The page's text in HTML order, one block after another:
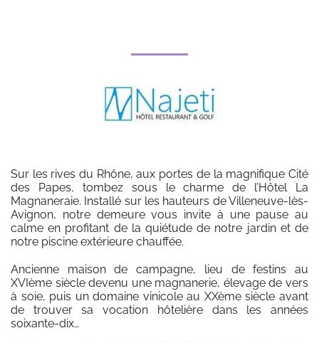
Sur les rives du Rhône, aux portes de la magnifique Cité
des Papes, tombez sous le charme de l’Hôtel La
Magnaneraie. Installé sur les hauteurs de Villeneuve-lès-
Avignon, notre demeure vous invite à une pause au
calme en profitant de la quiétude de notre jardin et de
notre piscine extérieure chauffée.
Ancienne maison de campagne, lieu de festins au
XVIème siècle devenu une magnanerie, élevage de vers
à soie, puis un domaine vinicole au XXème siècle avant
de trouver sa vocation hôtelière dans les années
soixante-dix…